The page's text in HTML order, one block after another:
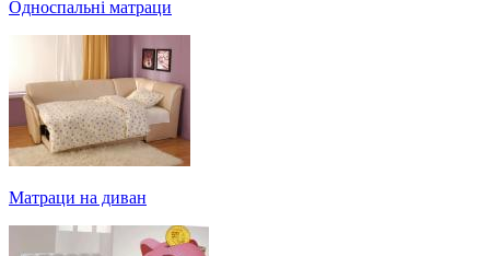
Односпальні матраци
Матраци на диван